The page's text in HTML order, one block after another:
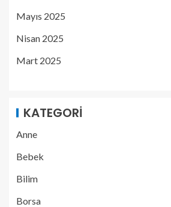
Mayıs 2025
Nisan 2025
Mart 2025
KATEGORI
Anne
Bebek
Bilim
Borsa